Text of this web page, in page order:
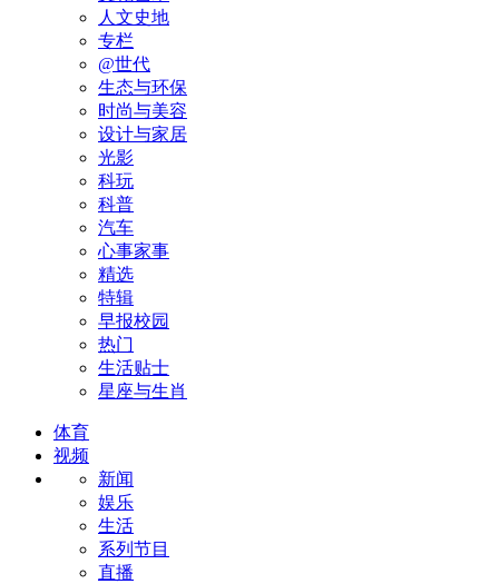
人文史地
专栏
@世代
生态与环保
时尚与美容
设计与家居
光影
科玩
科普
汽车
心事家事
精选
特辑
早报校园
热门
生活贴士
星座与生肖
体育
视频
新闻
娱乐
生活
系列节目
直播